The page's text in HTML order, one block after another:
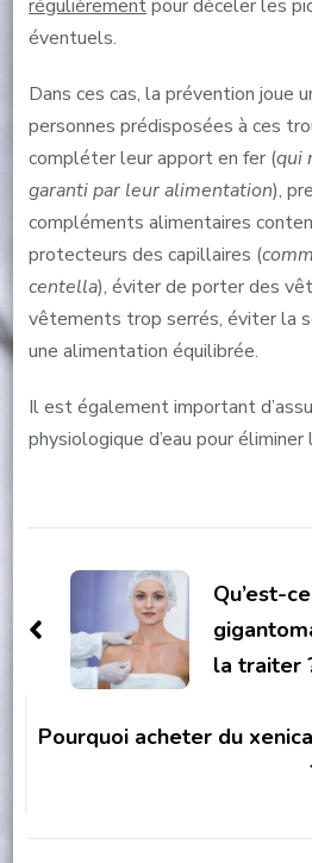
régulièrementpour déceler les
éventuels.
Dans ces cas, la prévention joue
personnes prédisposées à ces
compléter leur apport en fer (qui
garanti par leur alimentation),
compléments alimentaires
protecteurs des capillaires (
centella), éviter de porter des
vêtements trop serrés, éviter la
une alimentation équilibrée.
Il est également important
physiologique d’eau pour éliminer
d'article
Qu’est-
la traiter
Pourquoi acheter du